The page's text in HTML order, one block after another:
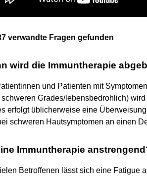
verwandte Fragen gefunden
wird die Immuntherapie
und Patienten mit
schweren Grades/lebensbedrohlich)
erfolgt üblicherweise eine
schweren Hautsymptomen an einen
Immuntherapie
Betroffenen lässt sich eine Fatigue